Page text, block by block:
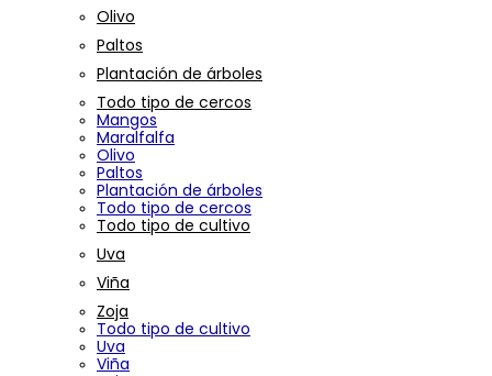
Olivo
Paltos
Plantación de árboles
Todo tipo de cercos
Mangos
Maralfalfa
Olivo
Paltos
Plantación de árboles
Todo tipo de cercos
Todo tipo de cultivo
Uva
Viña
Zoja
Todo tipo de cultivo
Uva
Viña